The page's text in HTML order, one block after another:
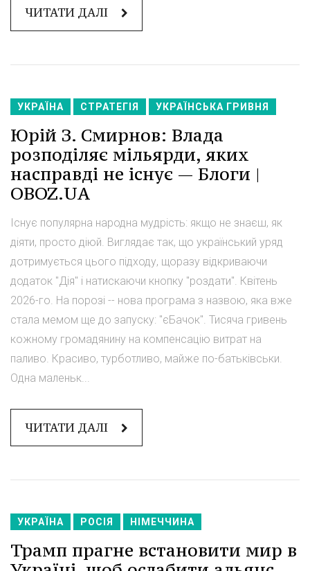
ЧИТАТИ ДАЛІ
УКРАЇНА СТРАТЕГІЯ УКРАЇНСЬКА ГРИВНЯ
Юрій З. Смирнов: Влада
розподіляє мільярди, яких
насправді не існує — Блоги |
OBOZ.UA
Існує популярна народна мудрість: якщо не знаєш, як
діяти, просто діюй. Виглядає так, що український уряд
дотримується цього підходу, щоразу відкриваючи
додаток "Дія" і натискаючи кнопку "роздати". Квітень
2026-го. На порозі -- нова програма з назвою, яка вже
стала мемом ще до запуску: "єБачок". Тисяча гривень
кожному громадянину на компенсацію витрат на
паливо. Красиво, турботливо, майже по-батьківськи.
Одна маленьк...
ЧИТАТИ ДАЛІ
УКРАЇНА РОСІЯ НІМЕЧЧИНА
Трамп прагне встановити мир в